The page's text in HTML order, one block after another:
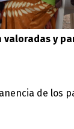
valoradas y
de los